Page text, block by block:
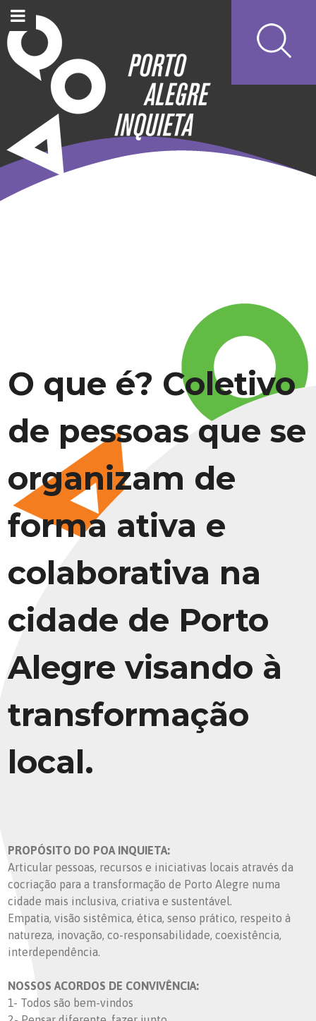
O que é? Coletivo
de pessoas que se
organizam de
forma ativa e
colaborativa na
cidade de Porto
Alegre visando à
transformação
local.
PROPÓSITO DO POA INQUIETA:
Articular pessoas, recursos e iniciativas locais através da
cocriação para a transformação de Porto Alegre numa
cidade mais inclusiva, criativa e sustentável.
Empatia, visão sistêmica, ética, senso prático, respeito à
natureza, inovação, co-responsabilidade, coexistência,
interdependência.
NOSSOS ACORDOS DE CONVIVÊNCIA:
1- Todos são bem-vindos